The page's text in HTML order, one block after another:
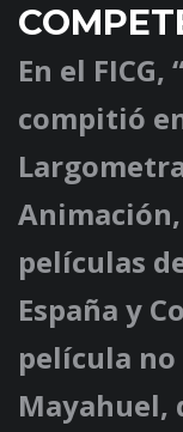
En el
compitió
Animación
películas
España y
película
Mayahuel,